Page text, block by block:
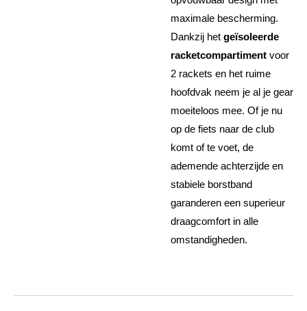
maximale bescherming.
Dankzij het geïsoleerde
racketcompartiment voor
2 rackets en het ruime
hoofdvak neem je al je gear
moeiteloos mee. Of je nu
op de fiets naar de club
komt of te voet, de
ademende achterzijde en
stabiele borstband
garanderen een superieur
draagcomfort in alle
omstandigheden.